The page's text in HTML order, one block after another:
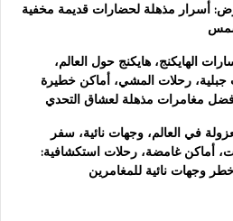
أسرار مذهلة لحضارات قديمة مخفية
الهايكنج، هايكنج حول العالم،
جبلية، رحلات المشي، أماكن خطيرة
مغامرات مذهلة لعشاق التحدي
في العالم، وجهات نائية، سفر
أماكن غامضة، رحلات استكشافية:
وجهات نائية للمغامرين